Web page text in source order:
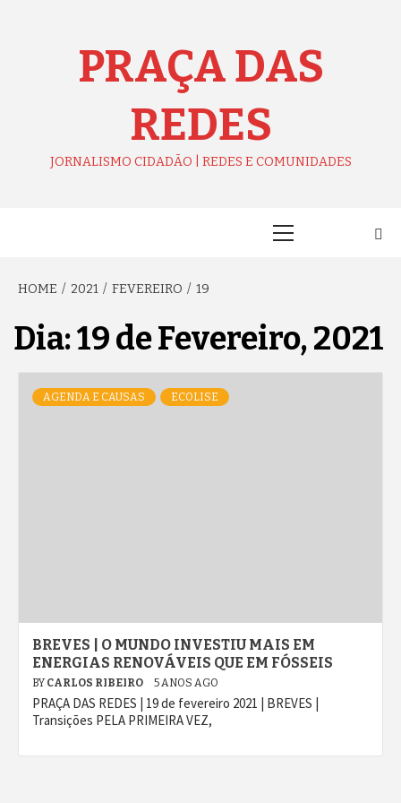
PRAÇA DAS
REDES
JORNALISMO CIDADÃO | REDES E COMUNIDADES
HOME 2021 FEVEREIRO 19
Dia:19 de Fevereiro, 2021
AGENDA E CAUSAS ECOLISE
BREVES | O MUNDO INVESTIU MAIS EM
ENERGIAS RENOVÁVEIS QUE EM FÓSSEIS
BY CARLOS RIBEIRO 5 ANOS AGO
PRAÇA DAS REDES | 19 de fevereiro 2021 | BREVES |
Transições PELA PRIMEIRA VEZ,